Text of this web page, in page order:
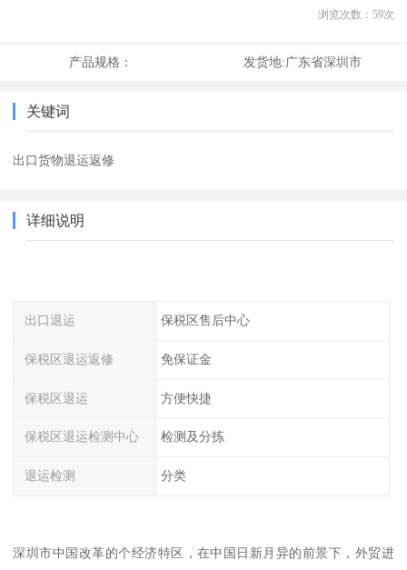
浏览次数： 59次
产品规格： 发货地:广东省深圳市
关键词
出口货物退运返修
详细说明
出口退运 保税区售后中心
保税区退运返修 免保证金
保税区退运 方便快捷
保税区退运检测中心 检测及分拣
退运检测 分类
深圳市中国改革的个经济特区，在中国日新月异的前景下，外贸进